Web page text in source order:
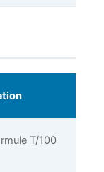
T/100